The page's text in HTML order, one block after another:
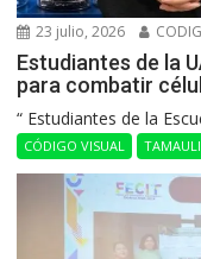
23 julio, 2026
Estudiantes de la
para combatir
“ Estudiantes de la
CÓDIGO VISUAL